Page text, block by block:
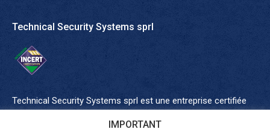
Technical Security Systems sprl
Technical Security Systems sprl est une entreprise certifiée
détection intrusion ,vidéosurveillance
IMPORTANT